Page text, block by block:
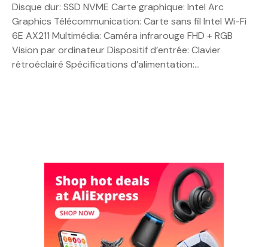
Disque dur: SSD NVME Carte graphique: Intel Arc
Graphics Télécommunication: Carte sans fil Intel Wi-Fi
6E AX211 Multimédia: Caméra infrarouge FHD + RGB
Vision par ordinateur Dispositif d’entrée: Clavier
rétroéclairé Spécifications d’alimentation:…